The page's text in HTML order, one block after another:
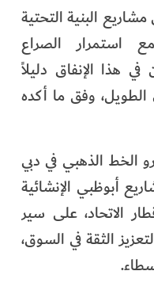
البنية التحتية
استمرار الصراع
هذا الإنفاق دليلاً
وفق ما أكده
الخط الذهبي في دبي
مشاريع أبوظبي الإنشائية
الاتحاد، على سير
الثقة في السوق،